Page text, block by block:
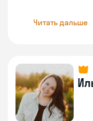
Читать дальше